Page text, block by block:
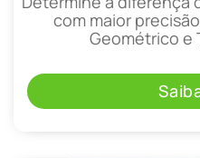
com maior
Geométrico e